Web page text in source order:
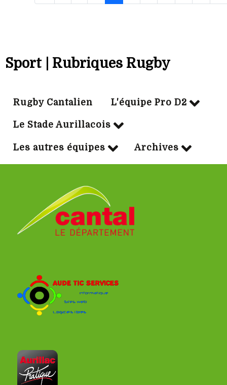
Sport | Rubriques Rugby
Rugby Cantalien L'équipe Pro D2
Le Stade Aurillacois
Les autres équipes Archives